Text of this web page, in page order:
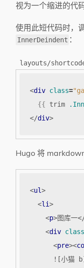
视为一个缩进的代码
使用此短代码时，
InnerDeindent ：
layouts/
<div class=
{{
trim
</div>
Hugo 将 markdown
<ul>
<li>
<p>图库一
<div class
<pre><